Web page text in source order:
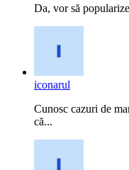
Da, vor să
iconarul
Cunosc cazuri de
că...